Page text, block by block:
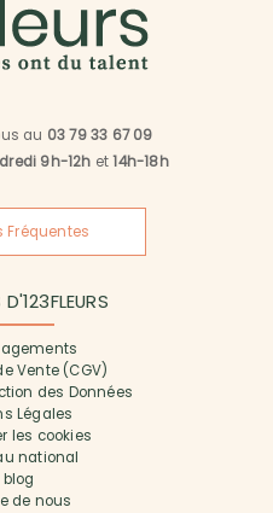
au 03 79 33 67 09
9h-12h et14h-18h
Fréquentes
Vente (CGV)
des Données
Légales
les cookies
national
blog
de nous